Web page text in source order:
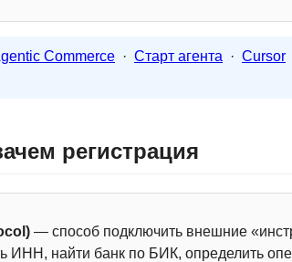
Commerce · Старт агента · Cursor
регистрация
— способ подключить внешние
ИНН, найти банк по БИК, определить